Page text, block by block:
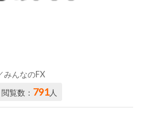
みんなのFX
覧数： 791人